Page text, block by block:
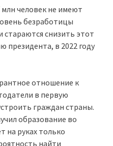
млн человек не имеют
безработицы
стараются снизить этот
президента, в 2022 году
отношение к
в первую
граждан страны.
образование во
на руках только
найти